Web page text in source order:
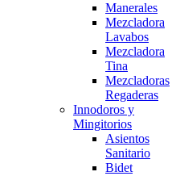
Manerales
Mezcladora
Lavabos
Mezcladora
Tina
Mezcladoras
Regaderas
Innodoros y
Mingitorios
Asientos
Sanitario
Bidet